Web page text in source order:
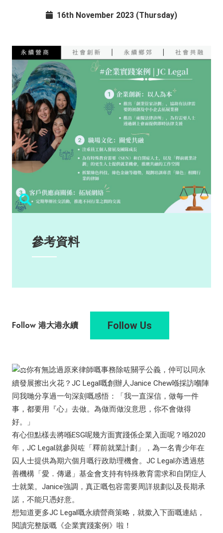
16th November 2023 (Thursday)
參考資料
Follow 港大港永續 Follow Us
你有無諗過原來律師嘅事務除咗關乎公義，仲可以同永
續發展擦出火花？JC Legal嘅創辦人Janice Chew喺採訪嗰陣
同我哋分享過一句深刻嘅感悟：「我一直深信，做每一件
事，都要用『心』去做。為做而做沒意思，你不會做得
好。」
有心但點樣去將喺ESG呢幾方面實踐係企業入面呢？喺2020
年，JC Legal就參與咗「釋前就業計劃」，為一名青少年在
囚人士提供為期六個月嘅行政助理機會。JC Legal亦透過慈
善機構「愛．傳遞」基金會支持有特殊教育需求和自閉症人
士就業。Janice強調，真正嘅包容需要周詳規劃以及長期承
諾，不能只憑好意。
想知道更多JC Legal嘅永續營商策略，就撳入下面嘅連結，
閱讀完整版嘅《企業實踐案例》啦！